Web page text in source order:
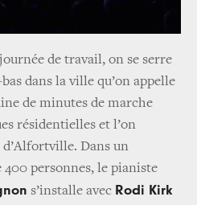
de travail, on se serre
dans la ville qu’on appelle
de minutes de marche
résidentielles et l’on
Dans un
personnes, le pianiste
s’installe avec Rodi Kirk